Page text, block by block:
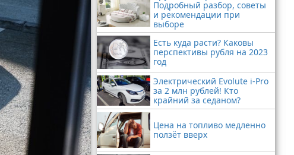
Подробный разбор, советы
и рекомендации при
выборе
Есть куда расти? Каковы
перспективы рубля на 2023
год
Электрический Evolute i-Pro
за 2 млн рублей! Кто
крайний за седаном?
Цена на топливо медленно
ползёт вверх